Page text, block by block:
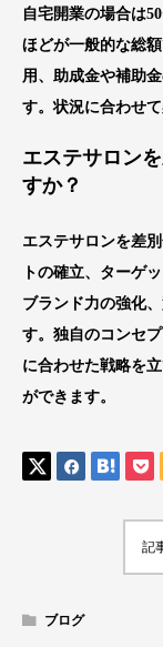
自宅開業の場合は
ほどが一般的な総
用、助成金や補助
す。状況に合わせ
エステサロン
すか？
エステサロンを差
トの確立、ターゲ
ブランド力の強化
す。独自のコンセ
に合わせた戦略を
ができます。
記
ブログ